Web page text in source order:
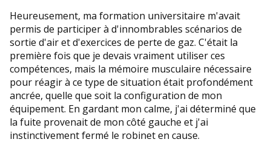
Heureusement, ma formation universitaire m'avait
permis de participer à d'innombrables scénarios de
sortie d'air et d'exercices de perte de gaz. C'était la
première fois que je devais vraiment utiliser ces
compétences, mais la mémoire musculaire nécessaire
pour réagir à ce type de situation était profondément
ancrée, quelle que soit la configuration de mon
équipement. En gardant mon calme, j'ai déterminé que
la fuite provenait de mon côté gauche et j'ai
instinctivement fermé le robinet en cause.